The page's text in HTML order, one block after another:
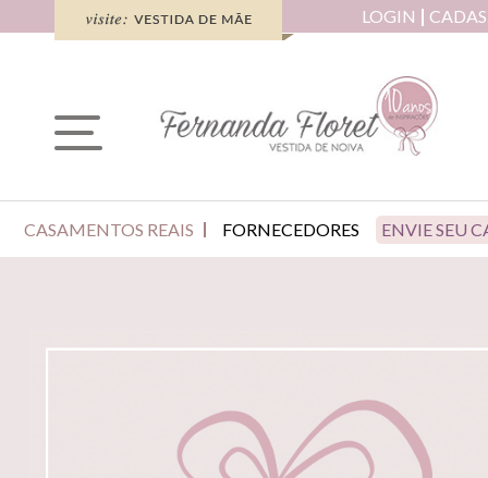
LOGIN
CASAMENTOS REAIS FORNECEDORES ENVIE SEU